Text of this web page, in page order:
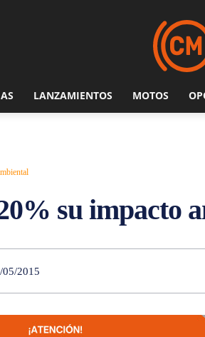
LANZAMIENTOS MOTOS
su impacto
05/2015